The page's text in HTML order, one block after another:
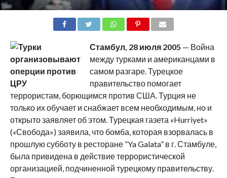
Стамбул, 28 июля 2005 — Война
между турками и американцами в
самом разгаре. Турецкое
правительство помогает
террористам, борющимся против США. Турция не
только их обучает и снабжает всем необходимым, но и
открыто заявляет об этом. Турецкая газета «Hurriyet»
(«Свобода») заявила, что бомба, которая взорвалась в
прошлую субботу в ресторане ”Ya Galata” в г. Стамбуле,
была привидена в действие террористической
организацией, подчиненной турецкому правительству.